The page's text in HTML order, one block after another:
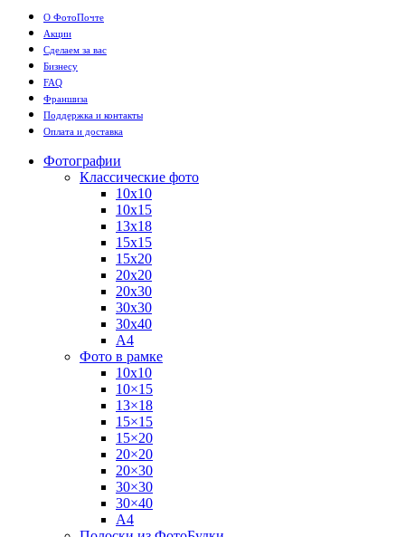
О ФотоПочте
Акции
Сделаем за вас
Бизнесу
FAQ
Франшиза
Поддержка и контакты
Оплата и доставка
Фотографии
Классические фото
10х10
10х15
13х18
15х15
15х20
20х20
20х30
30х30
30х40
А4
Фото в рамке
10х10
10×15
13×18
15×15
15×20
20×20
20×30
30×30
30×40
A4